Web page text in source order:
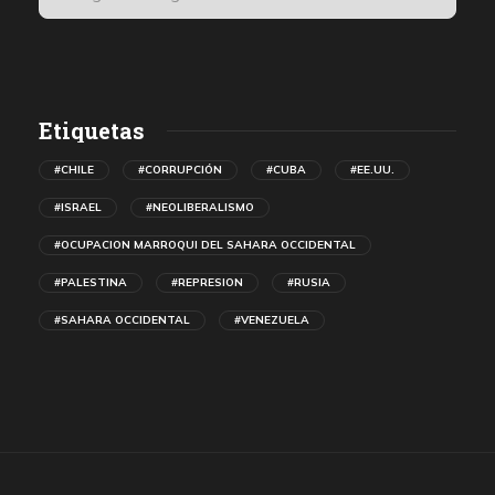
Etiquetas
#CHILE #CORRUPCIÓN #CUBA #EE.UU.
#ISRAEL #NEOLIBERALISMO
#OCUPACION MARROQUI DEL SAHARA OCCIDENTAL
#PALESTINA #REPRESION #RUSIA
#SAHARA OCCIDENTAL #VENEZUELA